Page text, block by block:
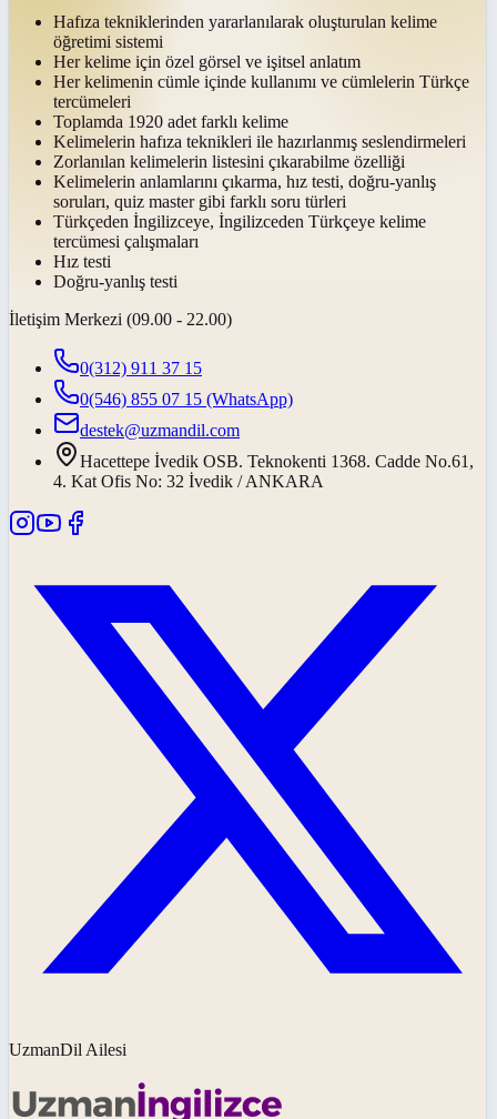
Hafıza tekniklerinden yararlanılarak oluşturulan kelime
öğretimi sistemi
Her kelime için özel görsel ve işitsel anlatım
Her kelimenin cümle içinde kullanımı ve cümlelerin Türkçe
tercümeleri
Toplamda 1920 adet farklı kelime
Kelimelerin hafıza teknikleri ile hazırlanmış seslendirmeleri
Zorlanılan kelimelerin listesini çıkarabilme özelliği
Kelimelerin anlamlarını çıkarma, hız testi, doğru-yanlış
soruları, quiz master gibi farklı soru türleri
Türkçeden İngilizceye, İngilizceden Türkçeye kelime
tercümesi çalışmaları
Hız testi
Doğru-yanlış testi
İletişim Merkezi (09.00 - 22.00)
0(312) 911 37 15
0(546) 855 07 15 (WhatsApp)
destek@uzmandil.com
Hacettepe İvedik OSB. Teknokenti 1368. Cadde No.61,
4. Kat Ofis No: 32 İvedik / ANKARA
UzmanDil Ailesi